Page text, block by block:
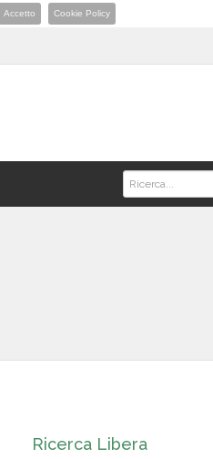
Accetto Cookie Policy
Ricerca Libera